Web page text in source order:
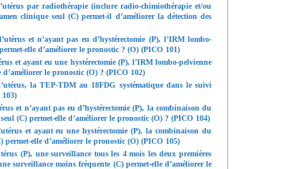
par radiothérapie (inclure radio-chimiothérapie et/ou
clinique seul (C) permet-il d’améliorer la détection des
et n’ayant pas eu d’hystérectomie (P), l’IRM lombo-
elle d’améliorer le pronostic ? (O) (PICO 101)
et ayant eu une hystérectomie (P), l’IRM lombo-pelvienne
le pronostic (O) ? (PICO 102)
la TEP-TDM au 18FDG systématique dans le suivi
103)
et n’ayant pas eu d’hystérectomie (P), la combinaison du
(C) permet-elle d’améliorer le pronostic (O) ? (PICO 104)
et ayant eu une hystérectomie (P), la combinaison du
elle d’améliorer le pronostic (O) (PICO 105)
(P), une surveillance tous les 4 mois les deux premières
surveillance moins fréquente (C) permet-elle d’améliorer le